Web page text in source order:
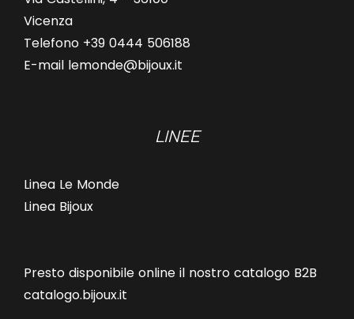
Vicenza
Telefono +39 0444 506188
E-mail lemonde@bijoux.it
LINEE
Linea Le Monde
Linea Bijoux
Presto disponibile online il nostro catalogo B2B
catalogo.bijoux.it